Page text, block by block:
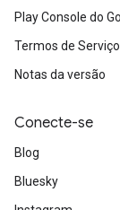
Play Console do
Termos de Serviço
Notas da versão
Conecte-se
Blog
Bluesky